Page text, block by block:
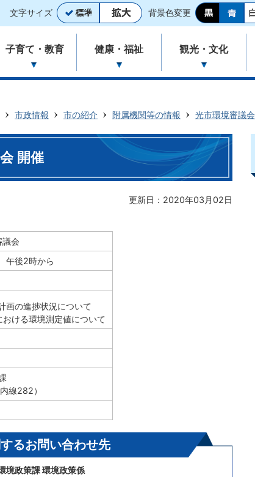
文字サイズ 背景色変更
子育て・教育 健康・福祉 観光・文化
市政情報 市の紹介 附属機関等の情報 光市環境審議会
開催
更新日：2020年03月02日
会
午後2時から
画の進捗状況について
ける環境測定値について
線282）
るお問い合わせ先
境政策課 環境政策係